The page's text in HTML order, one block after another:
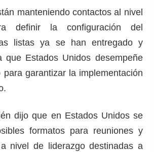
manteniendo contactos al nivel
definir la configuración del
listas ya se han entregado y
que Estados Unidos desempeñe
para garantizar la implementación
dijo que en Estados Unidos se
formatos para reuniones y
nivel de liderazgo destinadas a